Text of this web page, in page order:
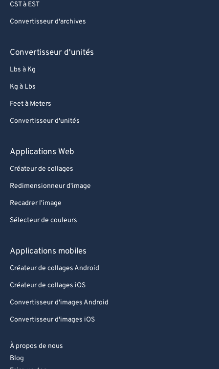
CST à EST
Convertisseur d'archives
Convertisseur d'unités
Lbs à Kg
Kg à Lbs
Feet à Meters
Convertisseur d'unités
Applications Web
Créateur de collages
Redimensionneur d'image
Recadrer l'image
Sélecteur de couleurs
Applications mobiles
Créateur de collages Android
Créateur de collages iOS
Convertisseur d'images Android
Convertisseur d'images iOS
À propos de nous
Blog